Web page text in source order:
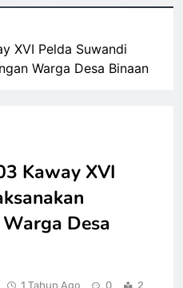
XVI Pelda Suwandi
Warga Desa Binaan
Kaway XVI
Desa
1 Tahun Ago 0
2